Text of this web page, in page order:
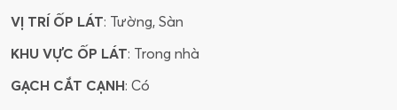
VỊ TRÍ ỐP LÁT: Tường, Sàn
KHU VỰC ỐP LÁT: Trong nhà
GẠCH CẮT CẠNH: Có